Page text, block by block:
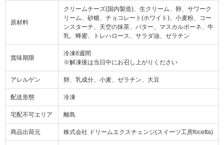
原材料
クリームチーズ(国内製造)、生クリーム、卵、サワーク
リーム、砂糖、チョコレート(ホワイト)、小麦粉、コー
ンスターチ、天空の抹茶、バター、マスカルポーネ、牛
乳、蜂蜜、トレハロース、サラダ油、ゼラチン
賞味期限
冷凍8週間
※解凍後は当日中にお召し上がりください
アレルゲン 卵、乳成分、小麦、ゼラチン、大豆
配送形態 冷凍
宅配不可エリア 離島
商品出荷元 株式会社 ドリームエクスチェンジ(スイーツ工房focetta)